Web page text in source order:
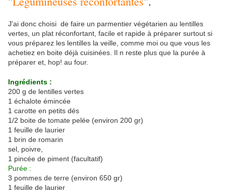
J'ai donc choisi de faire un parmentier végétarien au lentilles
vertes, un plat réconfortant, facile et rapide à préparer surtout si
vous préparez les lentilles la veille, comme moi ou que vous les
achetiez en boite déjà cuisinées. Il n reste plus que la purée à
préparer et, hop! au four.
Ingrédients :
200 g de lentilles vertes
1 échalote émincée
1 carotte en petits dés
1/2 boite de tomate pelée (environ 200 gr)
1 feuille de laurier
1 brin de romarin
sel, poivre,
1 pincée de piment (facultatif)
Purée :
3 pommes de terre (environ 650 gr)
1 feuille de laurier